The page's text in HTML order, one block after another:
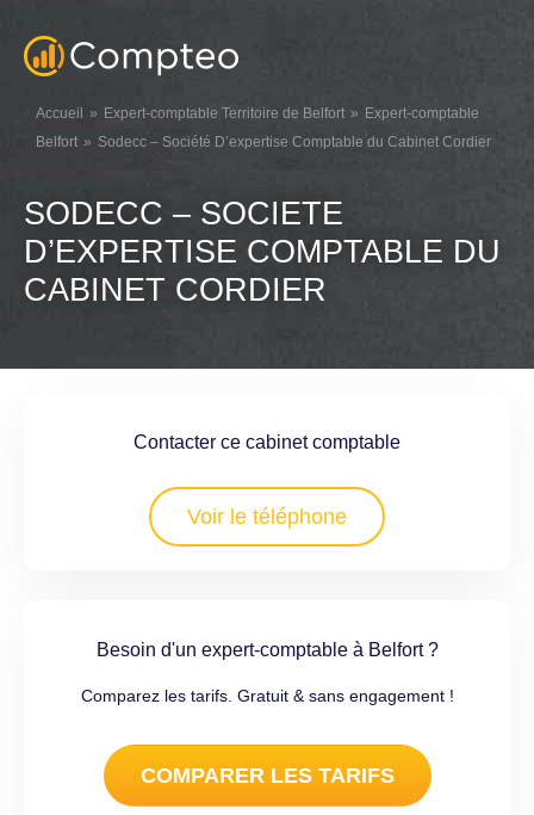
Accueil Expert-comptable Territoire de Belfort
Expert-comptable
Belfort
Sodecc – Société D’expertise Comptable du Cabinet Cordier
SODECC – SOCIETE
D’EXPERTISE COMPTABLE DU
CABINET CORDIER
Contacter ce cabinet comptable
Voir le téléphone
Besoin d'un expert-comptable à Belfort ?
Comparez les tarifs. Gratuit & sans engagement !
COMPARER LES TARIFS